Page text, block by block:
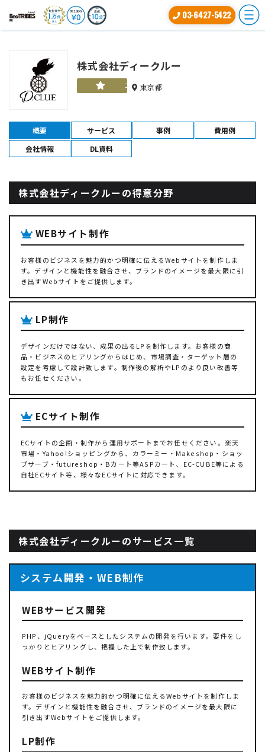
03-6427-5422
株式会社ディークルー
ゴールド東京都
概要 サービス 事例
費用例
会社情報
DL資料
株式会社ディークルーの得意分野
WEBサイト制作
お客様のビジネスを魅力的かつ明確に伝えるWebサイトを制作しま
す。デザインと機能性を融合させ、ブランドのイメージを最大限に引
き出すWebサイトをご提供します。
LP制作
デザインだけではない、成果の出るLPを制作します。お客様の商
品・ビジネスのヒアリングからはじめ、市場調査・ターゲット層の
設定を考慮して設計致します。制作後の解析やLPのより良い改善等
もお任せください。
ECサイト制作
ECサイトの企画・制作から運用サポートまでお任せください。楽天
市場・Yahoo!ショッピングから、カラーミー・Makeshop・ショッ
プサーブ・futureshop・Bカート等ASPカート、EC-CUBE等による
自社ECサイト等、様々なECサイトに対応できます。
株式会社ディークルーのサービス一覧
システム開発・WEB制作
WEBサービス開発
PHP、jQueryをベースとしたシステムの開発を行います。要件をし
っかりとヒアリングし、把握した上で制作致します。
WEBサイト制作
お客様のビジネスを魅力的かつ明確に伝えるWebサイトを制作しま
す。デザインと機能性を融合させ、ブランドのイメージを最大限に
引き出すWebサイトをご提供します。
LP制作